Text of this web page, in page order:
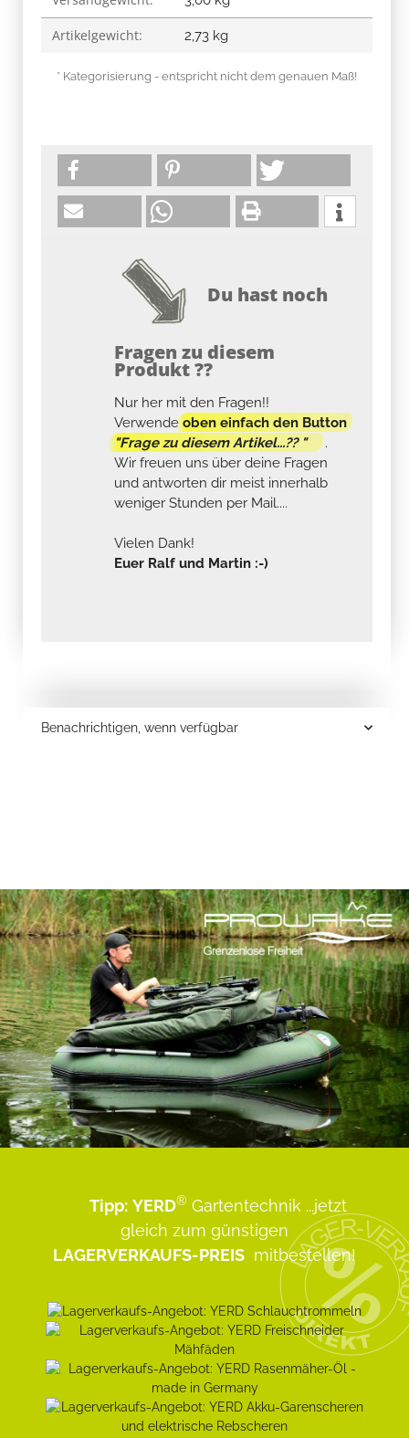
Artikelgewicht: 2,73 kg
* Kategorisierung - entspricht nicht dem genauen Maß!
Du hast noch
Fragen zu diesem
Produkt ??
Nur her mit den Fragen!!
Verwendeoben einfach den Button
"Frage zu diesem Artikel...?? "
.
Wir freuen uns über deine Fragen
und antworten dir meist innerhalb
weniger Stunden per Mail....
Vielen Dank!
Euer Ralf und Martin :-)
Benachrichtigen, wenn verfügbar
Tipp: YERD® Gartentechnik ...jetzt
gleich zum günstigen
LAGERVERKAUFS-PREIS mitbestellen!